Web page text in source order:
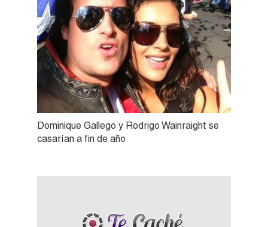
Dominique Gallego y Rodrigo Wainraight se
casarían a fin de año